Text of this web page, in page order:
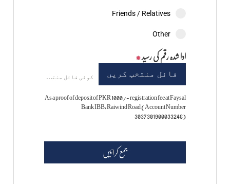
Friends / Relatives
Other
ادا شدہ رقم کی رسید*
فائل منتخب کریں کوئی فائل منتخب نہیں کی گئی
As a proof of deposit of PKR 1000/- registration fee at Faysal
Bank IBB, Raiwind Road (Account Number
3037301900033246)
جمع کرائیں